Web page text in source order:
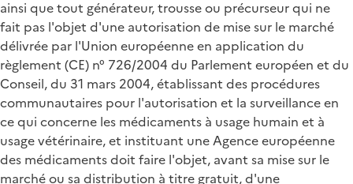
ainsi que tout générateur, trousse ou précurseur qui ne
fait pas l'objet d'une autorisation de mise sur le marché
délivrée par l'Union européenne en application du
règlement (CE) n° 726/2004 du Parlement européen et du
Conseil, du 31 mars 2004, établissant des procédures
communautaires pour l'autorisation et la surveillance en
ce qui concerne les médicaments à usage humain et à
usage vétérinaire, et instituant une Agence européenne
des médicaments doit faire l'objet, avant sa mise sur le
marché ou sa distribution à titre gratuit, d'une